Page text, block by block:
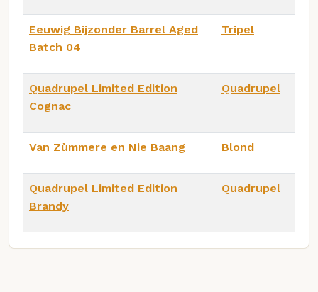
Eeuwig Bijzonder Barrel Aged
Batch 04
Tripel
Quadrupel Limited Edition
Cognac
Quadrupel
Van Zùmmere en Nie Baang Blond
Quadrupel Limited Edition
Brandy
Quadrupel